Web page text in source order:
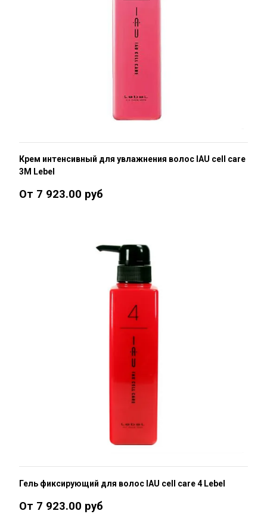
Крем интенсивный для увлажнения волос IAU cell care
3M Lebel
От 7 923.00 руб
Гель фиксирующий для волос IAU cell care 4 Lebel
От 7 923.00 руб